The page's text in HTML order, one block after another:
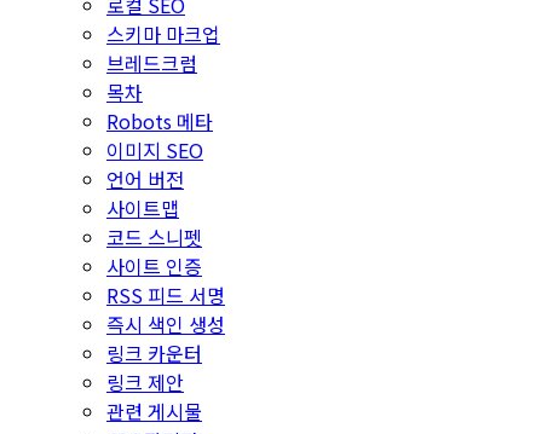
스키마 마크업
브레드크럼
목차
Robots 메타
이미지 SEO
언어 버전
사이트맵
코드 스니펫
사이트 인증
RSS 피드 서명
즉시 색인 생성
링크 카운터
링크 제안
관련 게시물